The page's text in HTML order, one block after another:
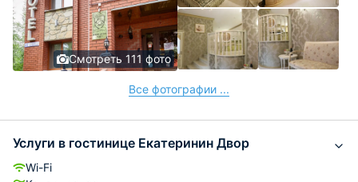
Смотреть 111 фото
Все фотографии ...
Услуги в гостинице Екатеринин Двор
Wi-Fi